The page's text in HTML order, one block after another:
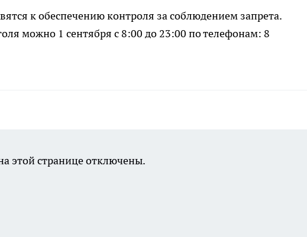
к обеспечению контроля за соблюдением запрета.
можно 1 сентября с 8:00 до 23:00 по телефонам: 8
этой странице отключены.